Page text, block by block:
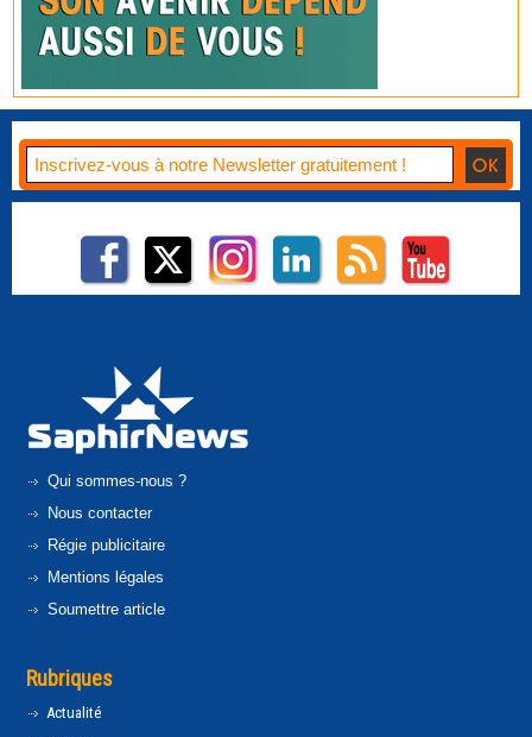
Qui sommes-nous ?
Nous contacter
Régie publicitaire
Mentions légales
Soumettre article
Rubriques
Actualité